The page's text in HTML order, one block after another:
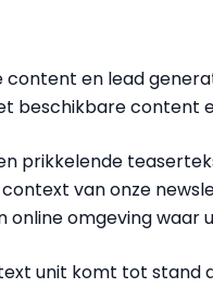
content en lead
beschikbare content
prikkelende
van onze
online omgeving
unit komt tot stand